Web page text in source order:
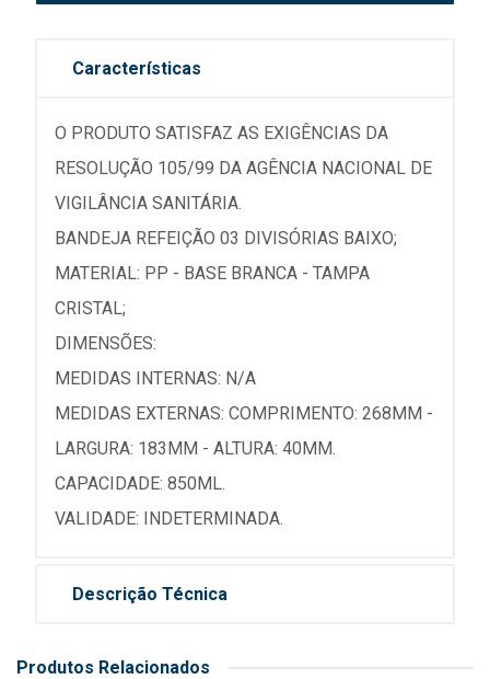
Características
O PRODUTO SATISFAZ AS EXIGÊNCIAS DA
RESOLUÇÃO 105/99 DA AGÊNCIA NACIONAL DE
VIGILÂNCIA SANITÁRIA.
BANDEJA REFEIÇÃO 03 DIVISÓRIAS BAIXO;
MATERIAL: PP - BASE BRANCA - TAMPA
CRISTAL;
DIMENSÕES:
MEDIDAS INTERNAS: N/A
MEDIDAS EXTERNAS: COMPRIMENTO: 268MM -
LARGURA: 183MM - ALTURA: 40MM.
CAPACIDADE: 850ML.
VALIDADE: INDETERMINADA.
Descrição Técnica
Produtos Relacionados